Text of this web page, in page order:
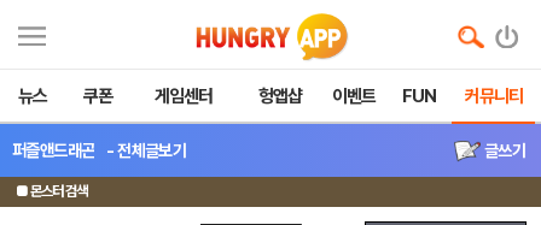
뉴스 쿠폰 게임센터 헝앱샵 이벤트 FUN 커뮤니티
퍼즐앤드래곤 - 전체글보기 글쓰기
■ 몬스터 검색